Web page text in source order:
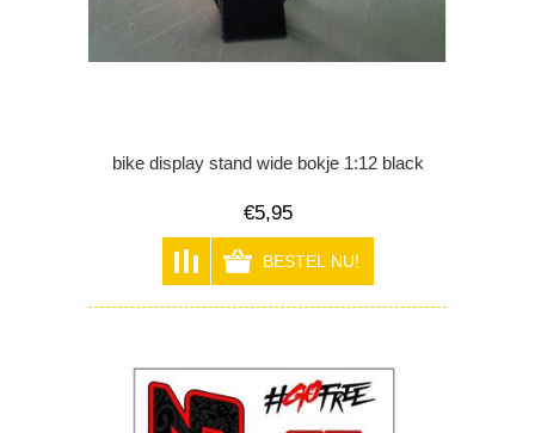
bike display stand wide bokje 1:12 black
€5,95